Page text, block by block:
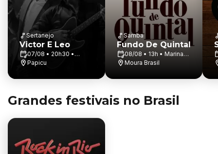
Sertanejo
Victor E Leo
07/08 • 20h30 •
Shopping Riomar
Papicu
Samba
Fundo De Quintal
08/08 • 13h • Marina
Park Hotel
Moura Brasil
Grandes festivais no Brasil